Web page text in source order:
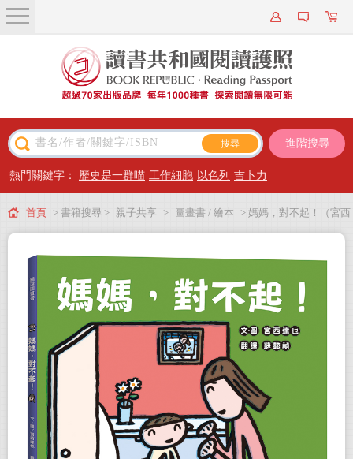
關於我們
近期新書
主題閱讀
出版專區
會員專屬
進階搜尋
熱門關鍵字： 歷史是一群喵 工作細胞 以色列 吉卜力
首頁 > 書籍搜尋 > 親子共享 > 圖畫書 / 繪本 > 媽媽，對不起！（宮西
達也獻給媽媽的育兒支援繪本）